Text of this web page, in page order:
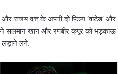
संजय दत्त के अपनी दो फिल्म ‘वांटेड’ और
ने सलमान खान और रणबीर कपूर को
लड़ाने लगे.